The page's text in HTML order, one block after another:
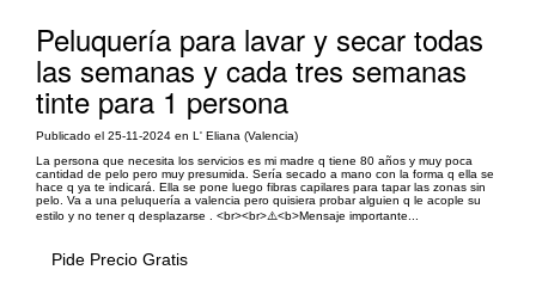
Peluquería para lavar y secar todas
las semanas y cada tres semanas
tinte para 1 persona
Publicado el 25-11-2024 en L' Eliana (Valencia)
La persona que necesita los servicios es mi madre q tiene 80 años y muy poca
cantidad de pelo pero muy presumida. Sería secado a mano con la forma q ella se
hace q ya te indicará. Ella se pone luego fibras capilares para tapar las zonas sin
pelo. Va a una peluquería a valencia pero quisiera probar alguien q le acople su
estilo y no tener q desplazarse . <br><br>⚠️<b>Mensaje importante...
Pide Precio Gratis